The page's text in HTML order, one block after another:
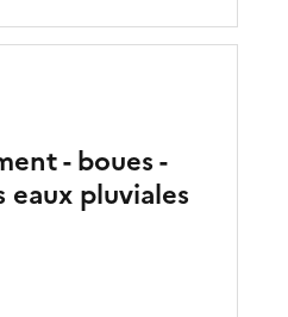
- boues -
eaux pluviales